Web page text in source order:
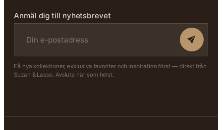
Anmäl dig till nyhetsbrevet
Få nya kollektioner, exklusiva favoriter och inspiration först — direkt från
Suzan & Lasse. Avsluta när som helst.